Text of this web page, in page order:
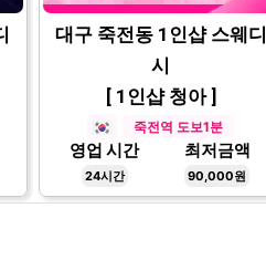
대구 죽전동 1인샵 스웨디
시
[ 1인샵 청아 ]
죽전역 도보1분
영업 시간
24시간
최저금액
90,000원